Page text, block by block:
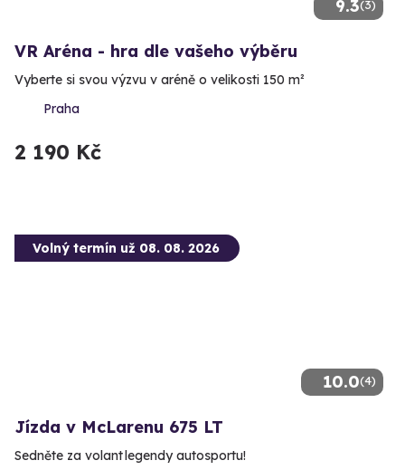
9.3(3)
VR Aréna - hra dle vašeho výběru
Vyberte si svou výzvu v aréně o velikosti 150 m²
Praha
2 190 Kč
10.0(4)
Volný termín už 08. 08. 2026
Jízda v McLarenu 675 LT
Sedněte za volant legendy autosportu!